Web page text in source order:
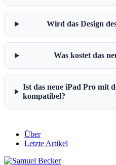
Wird das Design
Was kostet das
Ist das neue iPad Pro mit
kompatibel?
Über
Letzte Artikel